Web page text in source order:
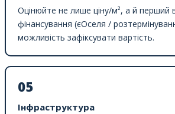
Оцінюйте не лише ціну/м², а й перший
фінансування (єОселя /
можливість зафіксувати вартість.
05
Інфраструктура